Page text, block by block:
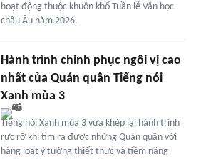
hoạt động thuộc khuôn khổ Tuần lễ Văn học
châu Âu năm 2026.
Hành trình chinh phục ngôi vị cao
nhất của Quán quân Tiếng nói
Xanh mùa 3
Tiếng nói Xanh mùa 3 vừa khép lại hành trình
rực rỡ khi tìm ra được những Quán quân với
hàng loạt ý tưởng thiết thực và tiềm năng